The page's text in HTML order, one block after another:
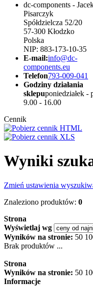
dc-components -
Pisarczyk
Spółdzielcza 52/20
57-300 Kłodzko
Polska
NIP: 883-173-10-35
E-mail:info@dc-
components.eu
Telefon793-009-041
Godziny działania
sklepuponiedziałek -
9.00 - 16.00
Cennik
Wyniki
Zmień ustawienia
Znaleziono produktów: 0
Strona
Wyświetlaj wg
Wyników na stronie: 50
Brak produktów ...
Strona
Wyników na stronie: 50
Informacje